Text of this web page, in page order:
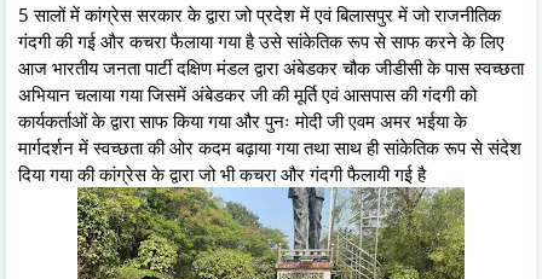
5 सालों में कांग्रेस सरकार के द्वारा जो प्रदेश में एवं बिलासपुर में जो राजनीतिक
गंदगी की गई और कचरा फैलाया गया है उसे सांकेतिक रूप से साफ करने के लिए
आज भारतीय जनता पार्टी दक्षिण मंडल द्वारा अंबेडकर चौक जीडीसी के पास स्वच्छता
अभियान चलाया गया जिसमें अंबेडकर जी की मूर्ति एवं आसपास की गंदगी को
कार्यकर्ताओं के द्वारा साफ किया गया और पुनः मोदी जी एवम अमर भईया के
मार्गदर्शन में स्वच्छता की ओर कदम बढ़ाया गया तथा साथ ही सांकेतिक रूप से संदेश
दिया गया की कांग्रेस के द्वारा जो भी कचरा और गंदगी फैलायी गई है